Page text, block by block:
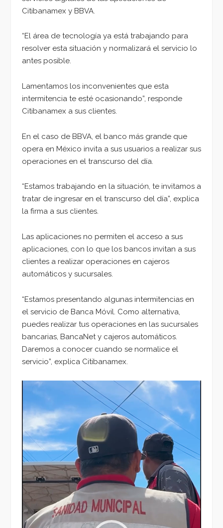
Citibanamex y BBVA.
“El área de tecnología ya está trabajando para
resolver esta situación y normalizará el servicio lo
antes posible.
Lamentamos los inconvenientes que esta
intermitencia te esté ocasionando”, responde
Citibanamex a sus clientes.
En el caso de BBVA, el banco más grande que
opera en México invita a sus usuarios a realizar sus
operaciones en el transcurso del día.
“Estamos trabajando en la situación, te invitamos a
tratar de ingresar en el transcurso del día”, explica
la firma a sus clientes.
Las aplicaciones no permiten el acceso a sus
aplicaciones, con lo que los bancos invitan a sus
clientes a realizar operaciones en cajeros
automáticos y sucursales.
“Estamos presentando algunas intermitencias en
el servicio de Banca Móvil. Como alternativa,
puedes realizar tus operaciones en las sucursales
bancarias, BancaNet y cajeros automáticos.
Daremos a conocer cuando se normalice el
servicio”, explica Citibanamex.
Reproductor
vídeo